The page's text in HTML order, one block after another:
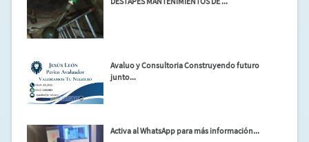
Avaluo y Consultoria Construyendo futuro
junto...
Activa al WhatsApp para más información...